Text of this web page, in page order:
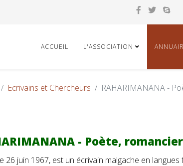
ACCUEIL L'ASSOCIATION
Ecrivains et Chercheurs RAHARIMANANA -
- Poète,
26 juin 1967, est un écrivain malgache en